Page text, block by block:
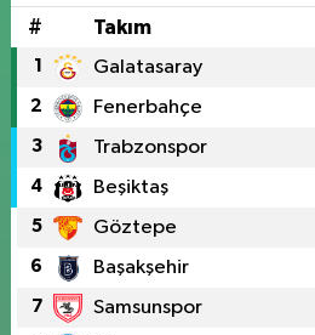
# Takım
1 Galatasaray
2 Fenerbahçe
3 Trabzonspor
4 Beşiktaş
5 Göztepe
6 Başakşehir
7 Samsunspor